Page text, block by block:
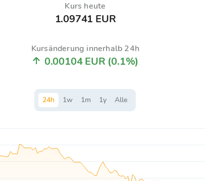
Kurs heute
1.09741 EUR
Kursänderung innerhalb 24h
0.00104 EUR (0.1%)
24h 1w 1m 1y Alle